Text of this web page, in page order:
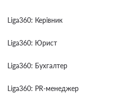
Liga360: Керівник
Liga360: Юрист
Liga360: Бухгалтер
Liga360: PR-менеджер